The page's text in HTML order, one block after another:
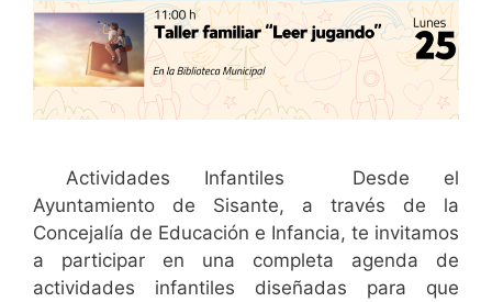
Actividades Infantiles Desde el
Ayuntamiento de Sisante, a través de la
Concejalía de Educación e Infancia, te invitamos
a participar en una completa agenda de
actividades infantiles diseñadas para que